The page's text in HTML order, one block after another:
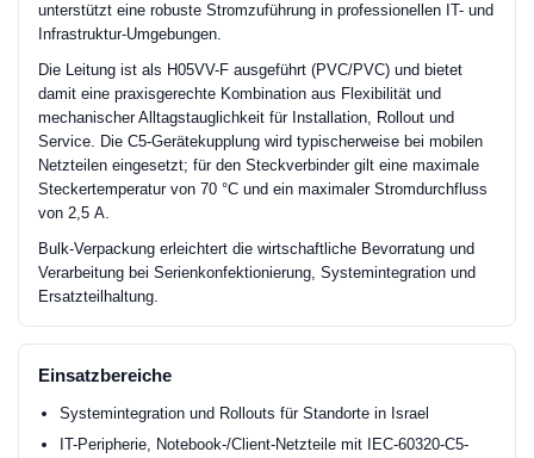
unterstützt eine robuste Stromzuführung in professionellen IT- und
Infrastruktur-Umgebungen.
Die Leitung ist als H05VV-F ausgeführt (PVC/PVC) und bietet
damit eine praxisgerechte Kombination aus Flexibilität und
mechanischer Alltagstauglichkeit für Installation, Rollout und
Service. Die C5-Gerätekupplung wird typischerweise bei mobilen
Netzteilen eingesetzt; für den Steckverbinder gilt eine maximale
Steckertemperatur von 70 °C und ein maximaler Stromdurchfluss
von 2,5 A.
Bulk-Verpackung erleichtert die wirtschaftliche Bevorratung und
Verarbeitung bei Serienkonfektionierung, Systemintegration und
Ersatzteilhaltung.
Einsatzbereiche
Systemintegration und Rollouts für Standorte in Israel
IT-Peripherie, Notebook-/Client-Netzteile mit IEC-60320-C5-